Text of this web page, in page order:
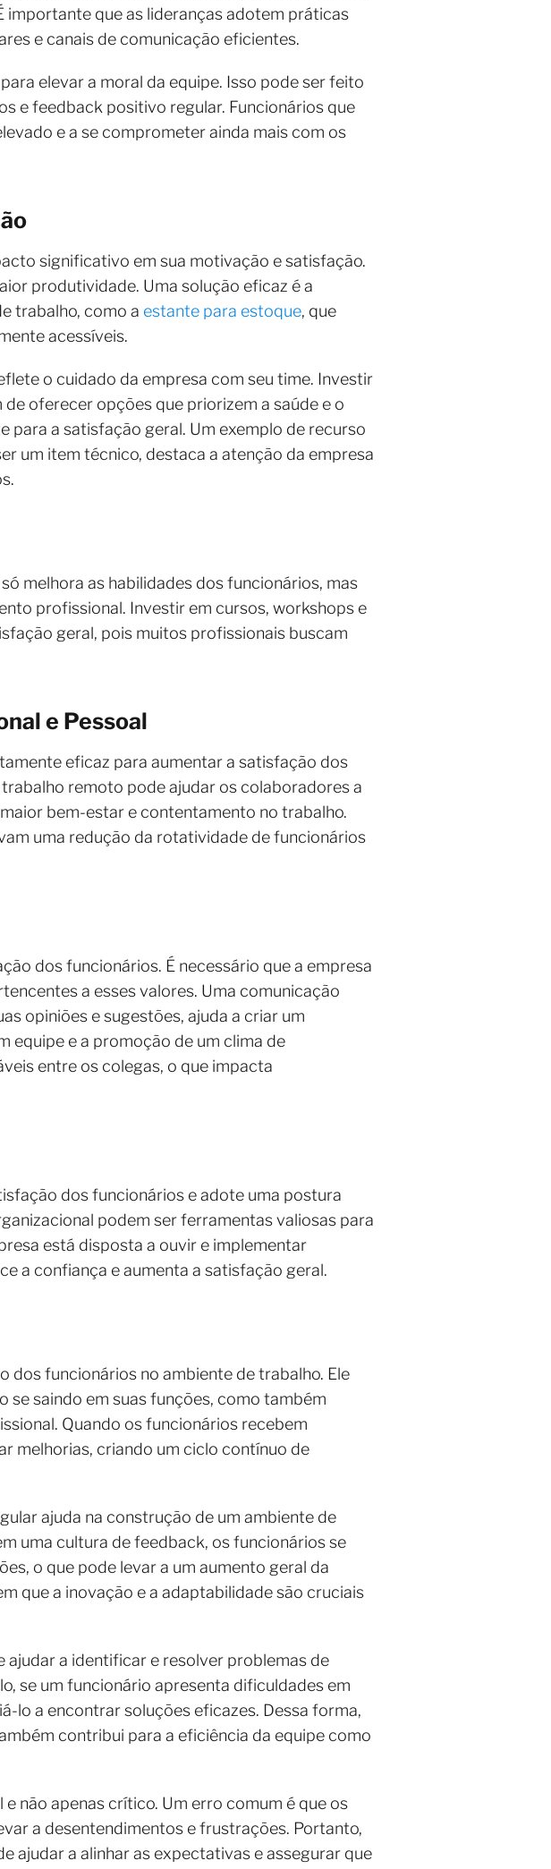
que as lideranças adotem práticas
e canais de comunicação eficientes.
elevar a moral da equipe. Isso pode ser feito
e feedback positivo regular. Funcionários que
e a se comprometer ainda mais com os
significativo em sua motivação e satisfação.
produtividade. Uma solução eficaz é a
trabalho, como a estante para estoque, que
acessíveis.
o cuidado da empresa com seu time. Investir
oferecer opções que priorizem a saúde e o
a satisfação geral. Um exemplo de recurso
um item técnico, destaca a atenção da empresa
melhora as habilidades dos funcionários, mas
profissional. Investir em cursos, workshops e
geral, pois muitos profissionais buscam
e Pessoal
eficaz para aumentar a satisfação dos
remoto pode ajudar os colaboradores a
bem-estar e contentamento no trabalho.
uma redução da rotatividade de funcionários
dos funcionários. É necessário que a empresa
a esses valores. Uma comunicação
opiniões e sugestões, ajuda a criar um
equipe e a promoção de um clima de
entre os colegas, o que impacta
dos funcionários e adote uma postura
podem ser ferramentas valiosas para
está disposta a ouvir e implementar
a confiança e aumenta a satisfação geral.
dos funcionários no ambiente de trabalho. Ele
saindo em suas funções, como também
Quando os funcionários recebem
melhorias, criando um ciclo contínuo de
ajuda na construção de um ambiente de
uma cultura de feedback, os funcionários se
o que pode levar a um aumento geral da
que a inovação e a adaptabilidade são cruciais
a identificar e resolver problemas de
se um funcionário apresenta dificuldades em
lo a encontrar soluções eficazes. Dessa forma,
contribui para a eficiência da equipe como
não apenas crítico. Um erro comum é que os
a desentendimentos e frustrações. Portanto,
ajudar a alinhar as expectativas e assegurar que